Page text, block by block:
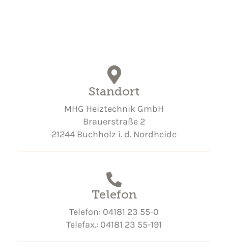
Standort
MHG Heiztechnik GmbH
Brauerstraße 2
21244 Buchholz i. d. Nordheide
Telefon
Telefon: 04181 23 55-0
Telefax.: 04181 23 55-191